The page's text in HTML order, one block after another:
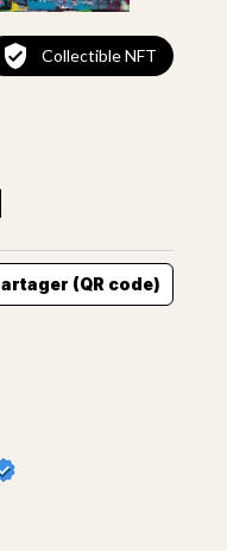
Collectible NFT
(QR code)